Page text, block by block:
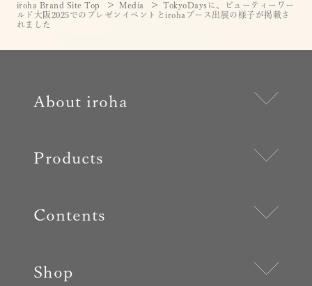
iroha Brand Site Top Media
TokyoDaysに、ビューティーワー
ルド大阪2025でのプレゼンイベントとirohaブース出展の様子が掲載さ
れました
About iroha
Products
Contents
Shop